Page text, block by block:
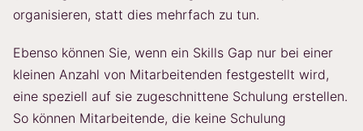
organisieren, statt dies mehrfach zu tun.
Ebenso können Sie, wenn ein Skills Gap nur bei einer
kleinen Anzahl von Mitarbeitenden festgestellt wird,
eine speziell auf sie zugeschnittene Schulung erstellen.
So können Mitarbeitende, die keine Schulung